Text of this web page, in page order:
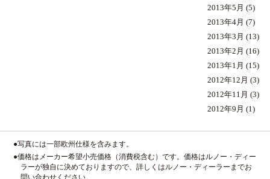
2013年5月 (5)
2013年4月 (7)
2013年3月 (13)
2013年2月 (16)
2013年1月 (15)
2012年12月 (3)
2012年11月 (3)
2012年9月 (1)
●写真には一部欧州仕様を含みます。
●価格はメーカー希望小売価格（消費税含む）です。価格はルノー・ディー
ラーが独自に決めておりますので、詳しくはルノー・ディーラーまでお
問い合わせください。